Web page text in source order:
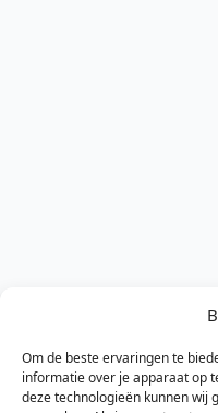
Om de beste ervaringen te
informatie over je apparaat op
deze technologieën kunnen wij